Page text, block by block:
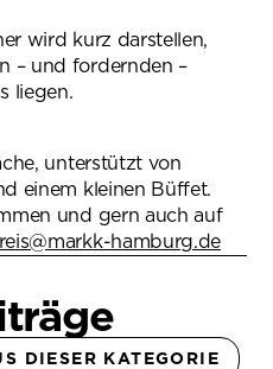
wird kurz darstellen,
– und fordernden –
liegen.
unterstützt von
einem kleinen Büffet.
und gern auch auf
hamburg.de
DIESER KATEGORIE